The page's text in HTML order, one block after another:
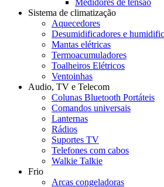
Sistema de climatização
Aquecedores
Desumidificadores e
Mantas elétricas
Termoacumuladores
Toalheiros Elétricos
Ventoinhas
Audio, TV e Telecom
Colunas Bluetooth Portáteis
Comandos universais
Lanternas
Rádios
Suportes TV
Telefones com cabos
Walkie Talkie
Frio
Arcas congeladoras